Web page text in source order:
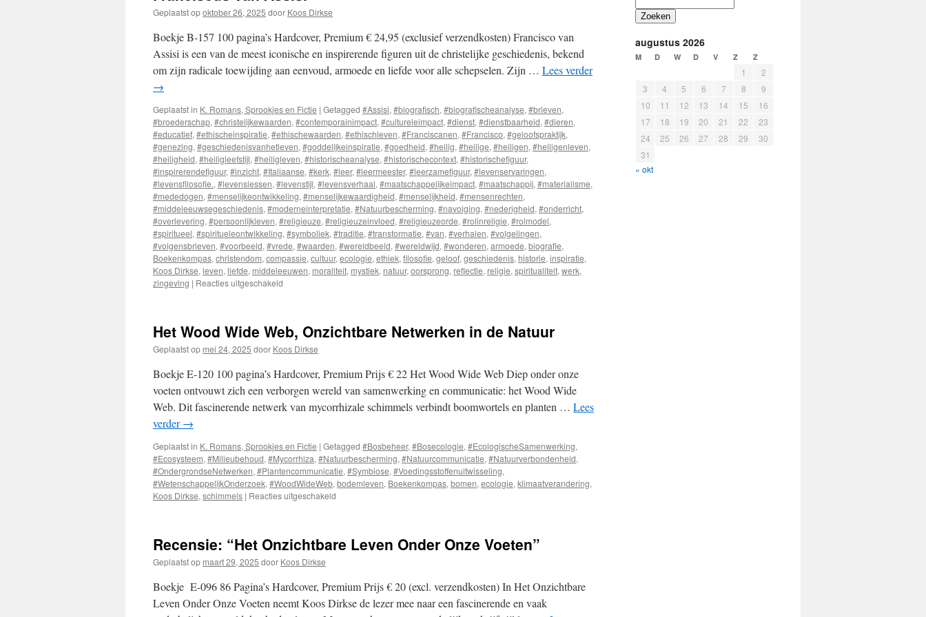
Geplaatst opoktober 26, 2025 door Koos Dirkse
Boekje B-157 100 pagina’s Hardcover, Premium € 24,95 (exclusief verzendkosten) Francisco van
Assisi is een van de meest iconische en inspirerende figuren uit de christelijke geschiedenis, bekend
om zijn radicale toewijding aan eenvoud, armoede en liefde voor alle schepselen. Zijn … Lees verder
→
Geplaatst in K. Romans, Sprookjes en Fictie | Getagged #Assisi, #biografisch, #biografischeanalyse, #brieven,
#broederschap, #christelijkewaarden, #contemporainimpact, #cultureleimpact, #dienst, #dienstbaarheid, #dieren,
#educatief, #ethischeinspiratie, #ethischewaarden, #ethischleven, #Franciscanen, #Francisco, #geloofspraktijk,
#genezing, #geschiedenisvanhetleven, #goddelijkeinspiratie, #goedheid, #heilig, #heilige, #heiligen, #heiligenleven,
#heiligheid, #heiligleefstijl, #heiligleven, #historischeanalyse, #historischecontext, #historischefiguur,
#inspirerendefiguur, #inzicht, #Italiaanse, #kerk, #leer, #leermeester, #leerzamefiguur, #levenservaringen,
#levensfilosofie., #levenslessen, #levenstijl, #levensverhaal, #maatschappelijkeimpact, #maatschappij, #materialisme,
#mededogen, #menselijkeontwikkeling, #menselijkewaardigheid, #menselijkheid, #mensenrechten,
#middeleeuwsegeschiedenis, #moderneinterpretatie, #Natuurbescherming, #navolging, #nederigheid, #onderricht,
#overlevering, #persoonlijkleven, #religieuze, #religieuzeinvloed, #religieuzeorde, #rolinreligie, #rolmodel,
#spiritueel, #spiritueleontwikkeling, #symboliek, #traditie, #transformatie, #van, #verhalen, #volgelingen,
#volgensbrieven, #voorbeeld, #vrede, #waarden, #wereldbeeld, #wereldwijd, #wonderen, armoede, biografie,
Boekenkompas, christendom, compassie, cultuur, ecologie, ethiek, filosofie, geloof, geschiedenis, historie, inspiratie,
Koos Dirkse, leven, liefde, middeleeuwen, moraliteit, mystiek, natuur, oorsprong, reflectie, religie, spiritualiteit, werk,
zingeving | Reacties uitgeschakeld
Het Wood Wide Web, Onzichtbare Netwerken in de Natuur
Geplaatst op mei 24, 2025 door Koos Dirkse
Boekje E-120 100 pagina’s Hardcover, Premium Prijs € 22 Het Wood Wide Web Diep onder onze
voeten ontvouwt zich een verborgen wereld van samenwerking en communicatie: het Wood Wide
Web. Dit fascinerende netwerk van mycorrhizale schimmels verbindt boomwortels en planten … Lees
verder→
Geplaatst in K. Romans, Sprookjes en Fictie | Getagged #Bosbeheer, #Bosecologie, #EcologischeSamenwerking,
#Ecosysteem, #Milieubehoud, #Mycorrhiza, #Natuurbescherming, #Natuurcommunicatie, #Natuurverbondenheid,
#OndergrondseNetwerken, #Plantencommunicatie, #Symbiose, #Voedingsstoffenuitwisseling,
#WetenschappelijkOnderzoek, #WoodWideWeb, bodemleven, Boekenkompas, bomen, ecologie, klimaatverandering,
Koos Dirkse, schimmels | Reacties uitgeschakeld
Web,
de
Natuur
Recensie: “Het Onzichtbare Leven Onder Onze Voeten”
Geplaatst op maart 29, 2025 door Koos Dirkse
Boekje E-096 86 Pagina’s Hardcover, Premium Prijs € 20 (excl. verzendkosten) In Het Onzichtbare
Leven Onder Onze Voeten neemt Koos Dirkse de lezer mee naar een fascinerende en vaak
Zoeken
augustus 2026
M D W D V Z Z
1
2
3
4 5 6 7 8
9
10
11 12 13 14 15
16
17
18 19 20 21 22
23
24
25 26 27 28 29
30
31
« okt